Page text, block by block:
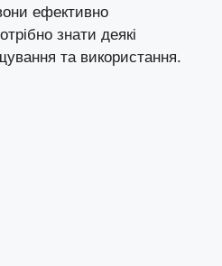
ефективно
знати деякі
та використання.